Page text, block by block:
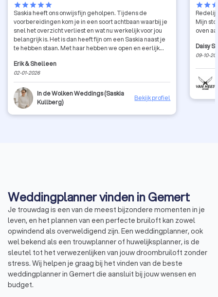
starstarstarstarstar
Saskia heeft ons onwijs fijn geholpen. Tijdens de
voorbereidingen kom je in een soort achtbaan waarbij je
snel het overzicht verliest en wat nu werkelijk voor jou
belangrijk is. Het is dan heeft fijn om een Saskia naast je
te hebben staan. Met haar hebben we open en eerlijk
communicatie met leveranciers en de hulp bij de
voorbereidingen door duidelijke overzichtelijke lijsten,
geef een hoop rust. Ook op onze grote dag zijn wij
volledig ontzorgd waardoor wij optimaal van onze dag
hebben kunnen genieten.
Erik & Shelleen
02-01-2026
In de Wolken Weddings (Saskia
Kullberg)
Bekijk profiel
starstar
Mijn
oven
Daisy
09-10-
Weddingplanner vinden in Gemert
Je trouwdag is een van de meest bijzondere momenten in je
leven, en het plannen van een perfecte bruiloft kan zowel
opwindend als overweldigend zijn. Een weddingplanner, ook
wel bekend als een trouwplanner of huwelijksplanner, is de
sleutel tot het verwezenlijken van jouw droombruiloft zonder
stress. Wij helpen je graag bij het vinden van de beste
weddingplanner in Gemert die aansluit bij jouw wensen en
budget.